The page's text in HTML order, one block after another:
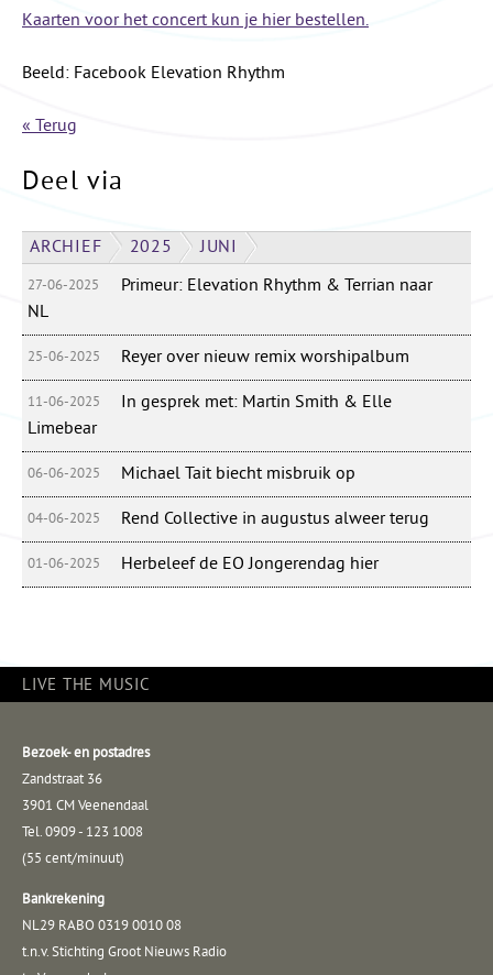
Kaarten voor het concert kun je hier bestellen.
Beeld: Facebook Elevation Rhythm
« Terug
Deel via
ARCHIEF 2025 JUNI
27-06-2025
Primeur: Elevation Rhythm & Terrian naar
NL
25-06-2025 Reyer over nieuw remix worshipalbum
11-06-2025
In gesprek met: Martin Smith & Elle
Limebear
06-06-2025 Michael Tait biecht misbruik op
04-06-2025 Rend Collective in augustus alweer terug
01-06-2025 Herbeleef de EO Jongerendag hier
LIVE THE MUSIC
Bezoek- en postadres
Zandstraat 36
3901 CM Veenendaal
Tel. 0909 - 123 1008
(55 cent/minuut)
Bankrekening
NL29 RABO 0319 0010 08
t.n.v. Stichting Groot Nieuws Radio